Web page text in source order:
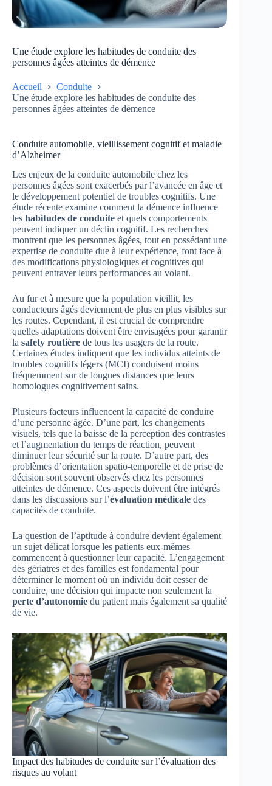
Une étude explore les habitudes de conduite des
personnes âgées atteintes de démence
Accueil
Conduite
Une étude explore les habitudes de conduite des
personnes âgées atteintes de démence
Conduite automobile, vieillissement cognitif et maladie
d’Alzheimer
Les enjeux de la conduite automobile chez les
personnes âgées sont exacerbés par l’avancée en âge et
le développement potentiel de troubles cognitifs. Une
étude récente examine comment la démence influence
les habitudes de conduite et quels comportements
peuvent indiquer un déclin cognitif. Les recherches
montrent que les personnes âgées, tout en possédant une
expertise de conduite due à leur expérience, font face à
des modifications physiologiques et cognitives qui
peuvent entraver leurs performances au volant.
Au fur et à mesure que la population vieillit, les
conducteurs âgés deviennent de plus en plus visibles sur
les routes. Cependant, il est crucial de comprendre
quelles adaptations doivent être envisagées pour garantir
la safety routière de tous les usagers de la route.
Certaines études indiquent que les individus atteints de
troubles cognitifs légers (MCI) conduisent moins
fréquemment sur de longues distances que leurs
homologues cognitivement sains.
Plusieurs facteurs influencent la capacité de conduire
d’une personne âgée. D’une part, les changements
visuels, tels que la baisse de la perception des contrastes
et l’augmentation du temps de réaction, peuvent
diminuer leur sécurité sur la route. D’autre part, des
problèmes d’orientation spatio-temporelle et de prise de
décision sont souvent observés chez les personnes
atteintes de démence. Ces aspects doivent être intégrés
dans les discussions sur l’évaluation médicale des
capacités de conduite.
La question de l’aptitude à conduire devient également
un sujet délicat lorsque les patients eux-mêmes
commencent à questionner leur capacité. L’engagement
des gériatres et des familles est fondamental pour
déterminer le moment où un individu doit cesser de
conduire, une décision qui impacte non seulement la
perte d’autonomie du patient mais également sa qualité
de vie.
Impact des habitudes de conduite sur l’évaluation des
risques au volant